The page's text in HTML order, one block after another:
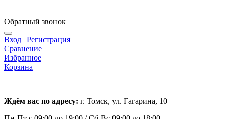
Обратный звонок
Вход | Регистрация
Сравнение
Избранное
Корзина
Ждём вас по адресу: г. Томск, ул. Гагарина, 10